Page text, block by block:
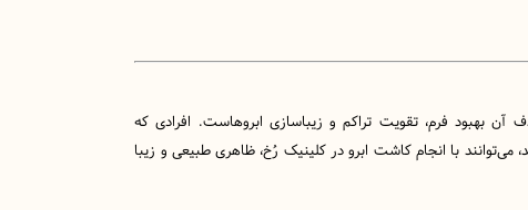
فرم، تقویت تراکم و زیباسازی ابروهاست. افرادی که
می‌توانند با انجام کاشت ابرو در کلینیک رُخ، ظاهری طبیعی و زیبا